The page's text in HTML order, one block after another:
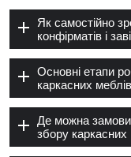
Як самостійно
конфірматів і
Основні етапи
каркасних меблів
Де можна
збору каркасних